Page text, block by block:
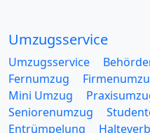
Umzugsservice
Umzugsservice
Fernumzug
Mini Umzug
Seniorenumzug
Entrümpelung